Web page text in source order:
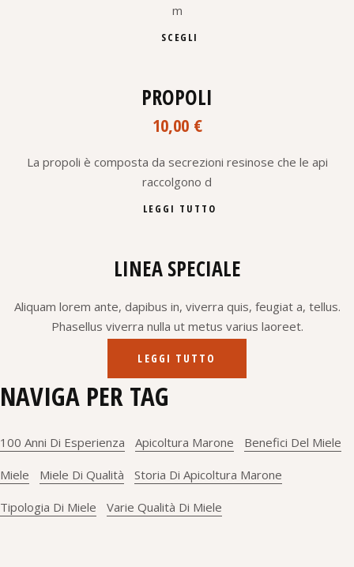
m
SCEGLI
varianti.
Le
possono
scelte
nella
pagina
prodotto
Aggiungi alla lista dei desideri
PROPOLI
10,00 €
La propoli è composta da secrezioni resinose che le api
raccolgono d
LEGGI TUTTO
Aggiungi alla lista dei desideri
LINEA SPECIALE
Aliquam lorem ante, dapibus in, viverra quis, feugiat a, tellus.
Phasellus viverra nulla ut metus varius laoreet.
LEGGI TUTTO
NAVIGA PER TAG
100 Anni Di Esperienza Apicoltura Marone Benefici Del Miele
Miele Miele Di Qualità Storia Di Apicoltura Marone
Tipologia Di Miele Varie Qualità Di Miele